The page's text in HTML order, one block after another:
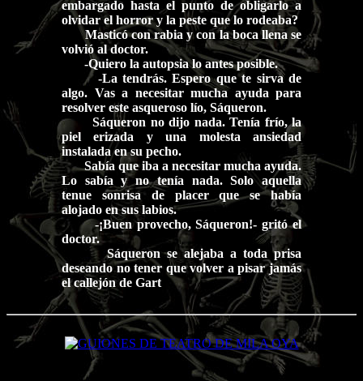
embargado hasta el punto de obligarlo a
olvidar el horror y la peste que lo rodeaba?
Masticó con rabia y con la boca llena se
volvió al doctor.
-Quiero la autopsia lo antes posible.
-La tendrás. Espero que te sirva de
algo. Vas a necesitar mucha ayuda para
resolver este asqueroso lío, Sáqueron.
Sáqueron no dijo nada. Tenía frío, la
piel erizada y una molesta ansiedad
instalada en su pecho.
Sabía que iba a necesitar mucha ayuda.
Lo sabía y no tenía nada. Solo aquella
tenue sonrisa de placer que se había
alojado en sus labios.
-¡Buen provecho, Sáqueron!- gritó el
doctor.
Sáqueron se alejaba a toda prisa
deseando no tener que volver a pisar jamás
el callejón de Gart